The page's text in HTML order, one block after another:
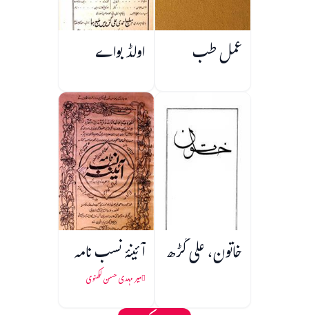
عمل طب اولڈ بواے
خاتون، علی گڑھ آئینۂ نسب نامہ
میر مہدی حسن لکھنوی